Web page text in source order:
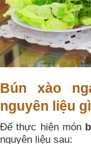
Bún xào
nguyên liệu
Để thực hiện món
nguyên liệu sau: